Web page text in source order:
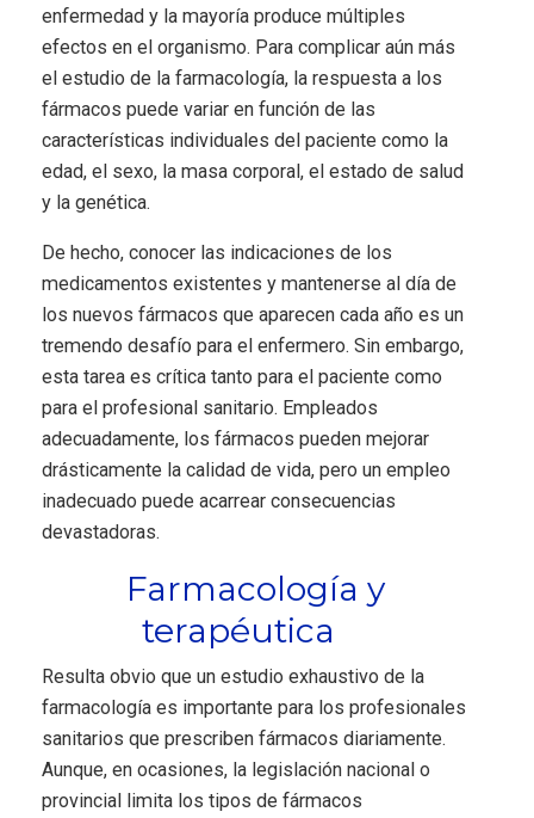
enfermedad y la mayoría produce múltiples
efectos en el organismo. Para complicar aún más
el estudio de la farmacología, la respuesta a los
fármacos puede variar en función de las
características individuales del paciente como la
edad, el sexo, la masa corporal, el estado de salud
y la genética.
De hecho, conocer las indicaciones de los
medicamentos existentes y mantenerse al día de
los nuevos fármacos que aparecen cada año es un
tremendo desafío para el enfermero. Sin embargo,
esta tarea es crítica tanto para el paciente como
para el profesional sanitario. Empleados
adecuadamente, los fármacos pueden mejorar
drásticamente la calidad de vida, pero un empleo
inadecuado puede acarrear consecuencias
devastadoras.
Farmacología y
terapéutica
Resulta obvio que un estudio exhaustivo de la
farmacología es importante para los profesionales
sanitarios que prescriben fármacos diariamente.
Aunque, en ocasiones, la legislación nacional o
provincial limita los tipos de fármacos